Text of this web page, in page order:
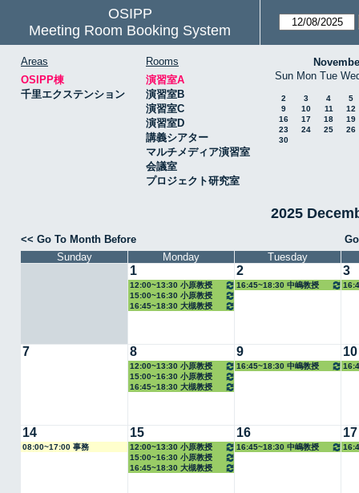
OSIPP
Meeting Room Booking System
Areas
OSIPP棟
千里エクステンション
Rooms
演習室A
演習室B
演習室C
演習室D
講義シアター
マルチメディア演習室
会議室
プロジェクト研究室
Sun Mon Tue
2 3 4
5
9
10 11
12
16
17 18
19
23
24 25
26
30
2025
<< Go To Month Before
Sunday
Monday Tuesday
1
12:00~13:30 小原教授
15:00~16:30 小原教授
16:45~18:30 大槻教授
2
16:45~18:30 中嶋教授
3
7 8
12:00~13:30 小原教授
15:00~16:30 小原教授
16:45~18:30 大槻教授
9
16:45~18:30 中嶋教授
10
14
08:00~17:00 事務
15
12:00~13:30 小原教授
15:00~16:30 小原教授
16:45~18:30 大槻教授
16
16:45~18:30 中嶋教授
17